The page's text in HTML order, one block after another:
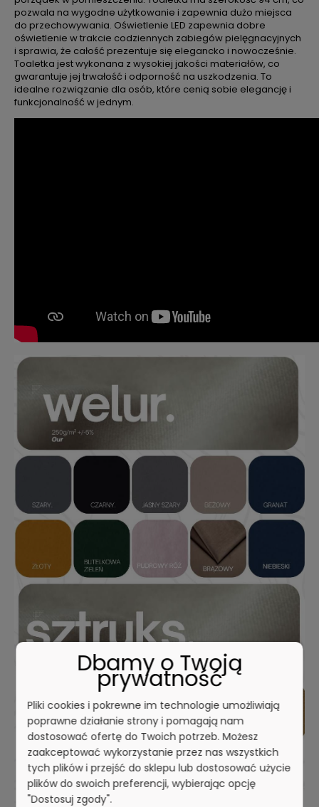
pozwala na wygodne użytkowanie i zapewnia dużo miejsca
do przechowywania. Oświetlenie LED zapewnia dobre
oświetlenie w trakcie codziennych zabiegów pielęgnacyjnych
i sprawia, że całość prezentuje się elegancko i nowocześnie.
Toaletka jest wykonana z wysokiej jakości materiałów, co
gwarantuje jej trwałość i odporność na uszkodzenia. To
idealne rozwiązanie dla osób, które cenią sobie elegancję i
funkcjonalność w jednym.
Dbamy o Twoją
prywatność
Pliki cookies i pokrewne im technologie umożliwiają
poprawne działanie strony i pomagają nam
dostosować ofertę do Twoich potrzeb. Możesz
zaakceptować wykorzystanie przez nas wszystkich
tych plików i przejść do sklepu lub dostosować użycie
plików do swoich preferencji, wybierając opcję
"Dostosuj zgody".